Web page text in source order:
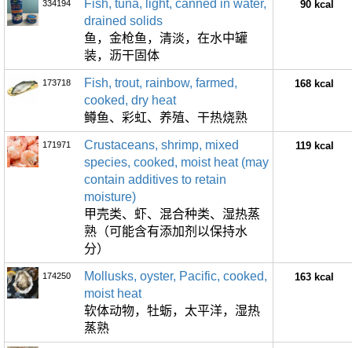
334194
Fish, tuna, light, canned in water,
drained solids
鱼，金枪鱼，清淡，在水中罐
装，沥干固体
90 kcal
173718
Fish, trout, rainbow, farmed,
cooked, dry heat
鳟鱼、彩虹、养殖、干热烧熟
168 kcal
171971
Crustaceans, shrimp, mixed
species, cooked, moist heat (may
contain additives to retain
moisture)
甲壳类、虾、混合种类、湿热蒸
熟（可能含有添加剂以保持水
分）
119 kcal
174250
Mollusks, oyster, Pacific, cooked,
moist heat
软体动物，牡蛎，太平洋，湿热
蒸熟
163 kcal